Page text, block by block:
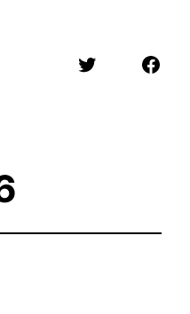
Twitter